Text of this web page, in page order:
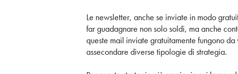
Le newsletter, anche se inviate in modo
far guadagnare non solo soldi, ma anche
queste mail inviate gratuitamente fungono
assecondare diverse tipologie di strategia.